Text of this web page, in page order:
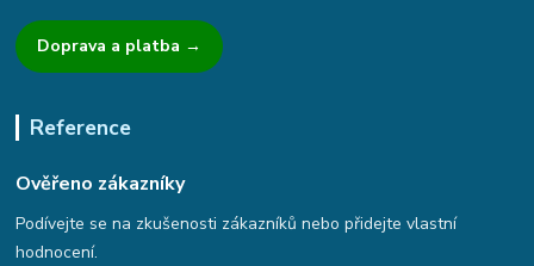
Doprava a platba →
Reference
Ověřeno zákazníky
Podívejte se na zkušenosti zákazníků nebo přidejte vlastní
hodnocení.